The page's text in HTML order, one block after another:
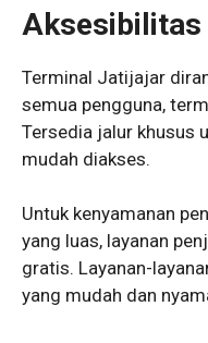
Aksesibilitas
Terminal Jatijajar
semua pengguna,
Tersedia jalur khusus
mudah diakses.
Untuk kenyamanan
yang luas, layanan
gratis. Layanan-
yang mudah dan